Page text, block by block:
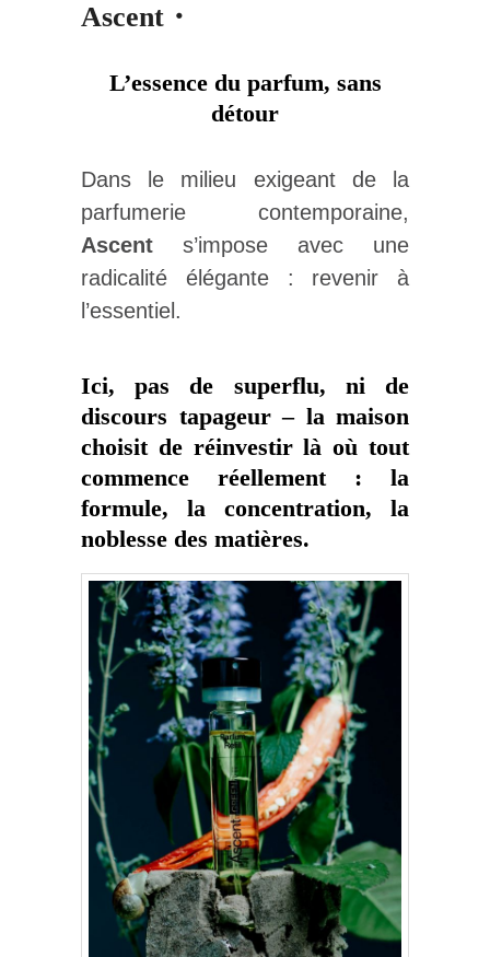
Ascent・
L’essence du parfum, sans
détour
Dans le milieu exigeant de la
parfumerie contemporaine,
Ascent s’impose avec une
radicalité élégante : revenir à
l’essentiel.
Ici, pas de superflu, ni de
discours tapageur – la maison
choisit de réinvestir là où tout
commence réellement : la
formule, la concentration, la
noblesse des matières.